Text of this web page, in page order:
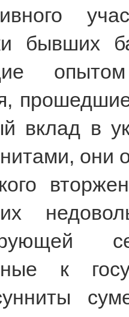
бывших
опытом
вклад в
они
к